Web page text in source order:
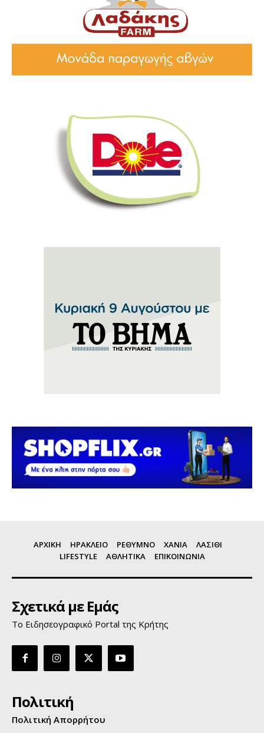
ΑΡΧΙΚΗ ΗΡΑΚΛΕΙΟ ΡΕΘΥΜΝΟ ΧΑΝΙΑ
ΛΑΣΙΘΙ
LIFESTYLE
ΑΘΛΗΤΙΚΑ ΕΠΙΚΟΙΝΩΝΙΑ
Σχετικά με Εμάς
Το Ειδησεογραφικό Portal της Κρήτης
Πολιτική
Πολιτική Απορρήτου